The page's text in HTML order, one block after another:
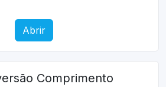
Abrir
Comprimento